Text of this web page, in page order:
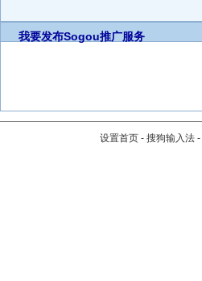
我要发布Sogou推广服务
设置首页 - 搜狗输入法 -